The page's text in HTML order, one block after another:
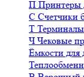
П Принтеры
С Счетчики
Т
ЧЧековые
Ёмкости для